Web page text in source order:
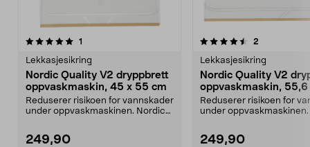
1
Lekkasjesikring
Nordic Quality V2 dryppbrett
oppvaskmaskin, 45 x 55 cm
Reduserer risikoen for vannskader
under oppvaskmaskinen. Nordic
249,90
4.5av 5 stjerner 2
Lekkasjesikring
Nordic Quality V2
oppvaskmaskin, 55,6
cm
Reduserer risikoen for
under
249,90